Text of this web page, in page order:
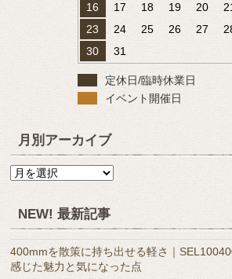
16
17 18 19 20
23
24 25 26 27
30
31
定休日/臨時休業日
イベント開催日
月別アーカイブ
月
ー
カ
イ
ブ
NEW! 最新記事
400mmを散策に持ち出せる軽さ｜
感じた魅力と気になった点